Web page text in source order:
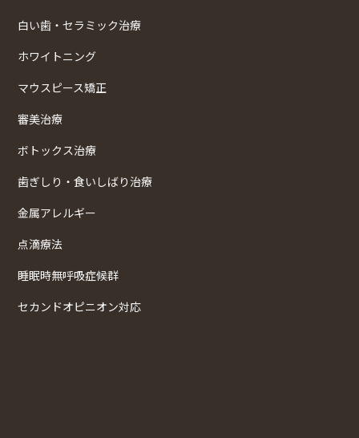
白い歯・セラミック治療
ホワイトニング
マウスピース矯正
審美治療
ボトックス治療
歯ぎしり・食いしばり治療
金属アレルギー
点滴療法
睡眠時無呼吸症候群
セカンドオピニオン対応